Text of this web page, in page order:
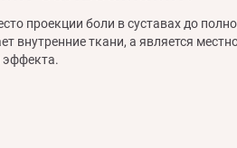
проекции боли в суставах до
внутренние ткани, а является
эффекта.